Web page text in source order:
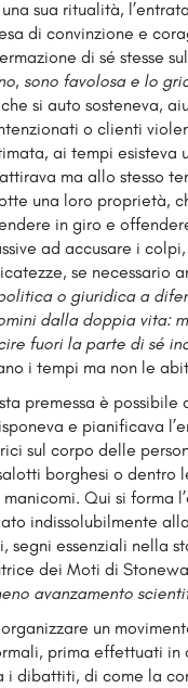
sua ritualità,
di convinzione e
di sé stesse
sono favolosa e lo
si auto sosteneva,
o clienti
ai tempi esisteva
ma allo stesso
una loro proprietà,
in giro e
ad accusare i
se necessario
o giuridica a
dalla doppia vita:
fuori la parte di sé
i tempi ma non le
premessa è
e pianificava
sul corpo delle
borghesi o dentro
Qui si forma
indissolubilmente
segni essenziali nella
dei Moti di
avanzamento
un
prima effettuati in
i dibattiti, di come la